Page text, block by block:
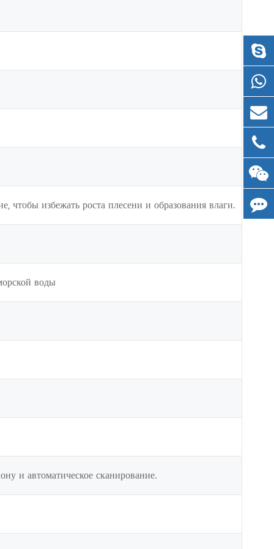
избежать роста плесени и образования влаги.
воды
и автоматическое сканирование.